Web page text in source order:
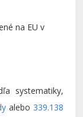
na EU v
systematiky,
alebo 339.138